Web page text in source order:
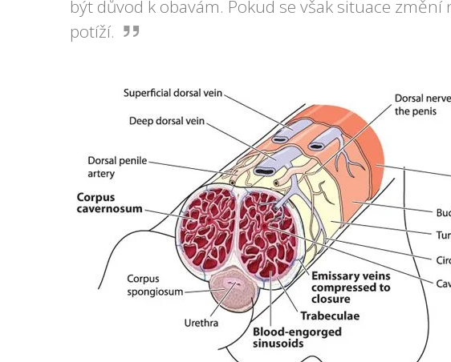
být důvod k obavám. Pokud se však situace
potíží.